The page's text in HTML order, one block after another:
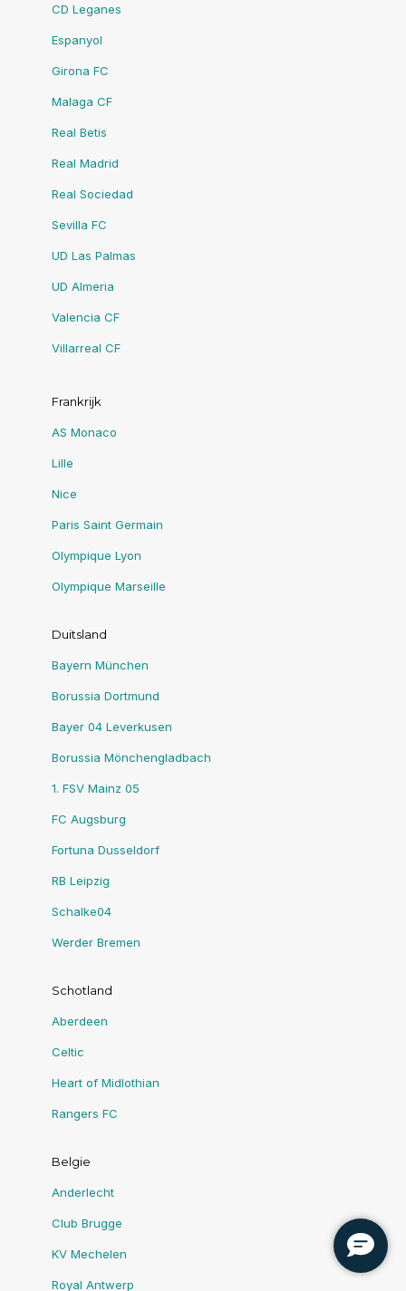
CD Leganes
Espanyol
Girona FC
Malaga CF
Real Betis
Real Madrid
Real Sociedad
Sevilla FC
UD Las Palmas
UD Almeria
Valencia CF
Villarreal CF
Frankrijk
AS Monaco
Lille
Nice
Paris Saint Germain
Olympique Lyon
Olympique Marseille
Duitsland
Bayern München
Borussia Dortmund
Bayer 04 Leverkusen
Borussia Mönchengladbach
1. FSV Mainz 05
FC Augsburg
Fortuna Dusseldorf
RB Leipzig
Schalke04
Werder Bremen
Schotland
Aberdeen
Celtic
Heart of Midlothian
Rangers FC
Belgie
Anderlecht
Club Brugge
KV Mechelen
Royal Antwerp